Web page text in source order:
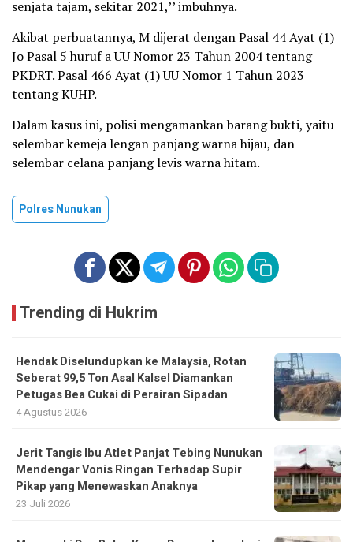
senjata tajam, sekitar 2021,’’ imbuhnya.
Akibat perbuatannya, M dijerat dengan Pasal 44 Ayat (1)
Jo Pasal 5 huruf a UU Nomor 23 Tahun 2004 tentang
PKDRT. Pasal 466 Ayat (1) UU Nomor 1 Tahun 2023
tentang KUHP.
Dalam kasus ini, polisi mengamankan barang bukti, yaitu
selembar kemeja lengan panjang warna hijau, dan
selembar celana panjang levis warna hitam.
Polres Nunukan
Trending di Hukrim
Hendak Diselundupkan ke Malaysia, Rotan
Seberat 99,5 Ton Asal Kalsel Diamankan
Petugas Bea Cukai di Perairan Sipadan
4 Agustus 2026
Jerit Tangis Ibu Atlet Panjat Tebing Nunukan
Mendengar Vonis Ringan Terhadap Supir
Pikap yang Menewaskan Anaknya
23 Juli 2026